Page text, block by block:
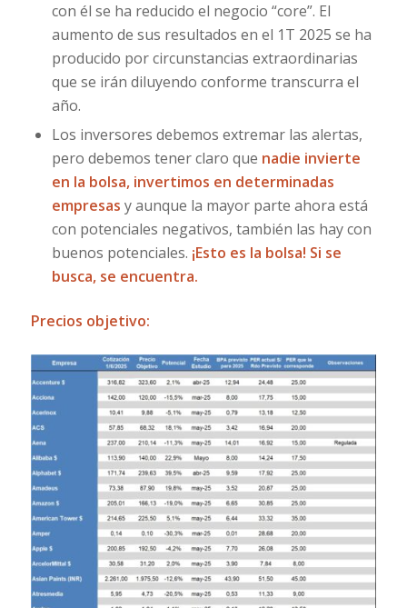
con él se ha reducido el negocio “core”. El
aumento de sus resultados en el 1T 2025 se ha
producido por circunstancias extraordinarias
que se irán diluyendo conforme transcurra el
año.
Los inversores debemos extremar las alertas,
pero debemos tener claro que nadie invierte
en la bolsa, invertimos en determinadas
empresas y aunque la mayor parte ahora está
con potenciales negativos, también las hay con
buenos potenciales. ¡Esto es la bolsa! Si se
busca, se encuentra.
Precios objetivo: